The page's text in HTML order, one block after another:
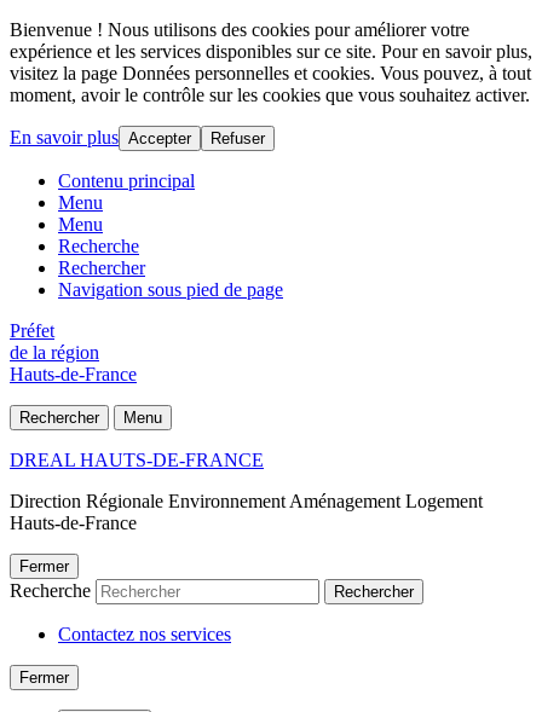
Bienvenue ! Nous utilisons des cookies pour améliorer votre
expérience et les services disponibles sur ce site. Pour en savoir plus,
visitez la page Données personnelles et cookies. Vous pouvez, à tout
moment, avoir le contrôle sur les cookies que vous souhaitez activer.
En savoir plus Accepter Refuser
Contenu principal
Menu
Menu
Recherche
Rechercher
Navigation sous pied de page
Préfet
de la région
Hauts-de-France
Rechercher Menu
DREAL HAUTS-DE-FRANCE
Direction Régionale Environnement Aménagement Logement
Hauts-de-France
Fermer
Recherche Rechercher
Contactez nos services
Fermer